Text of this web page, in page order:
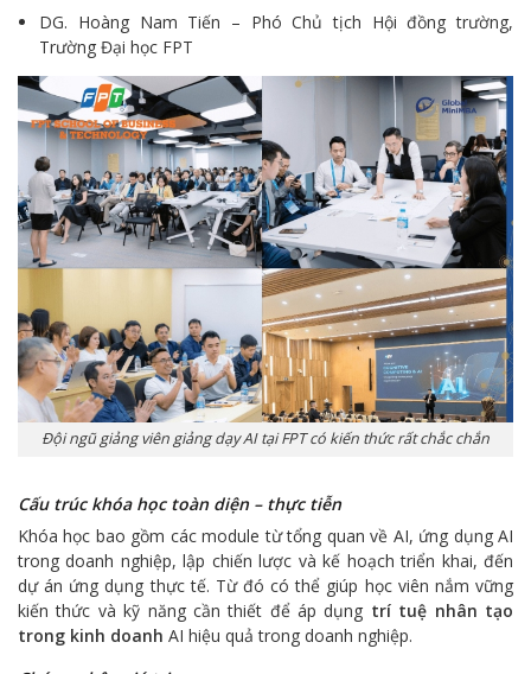
DG. Hoàng Nam Tiến – Phó Chủ tịch Hội đồng trường,
Trường Đại học FPT
Đội ngũ giảng viên giảng dạy AI tại FPT có kiến thức rất chắc chắn
Cấu trúc khóa học toàn diện – thực tiễn
Khóa học bao gồm các module từ tổng quan về AI, ứng dụng AI
trong doanh nghiệp, lập chiến lược và kế hoạch triển khai, đến
dự án ứng dụng thực tế. Từ đó có thể giúp học viên nắm vững
kiến thức và kỹ năng cần thiết để áp dụng trí tuệ nhân tạo
trong kinh doanh AI hiệu quả trong doanh nghiệp.